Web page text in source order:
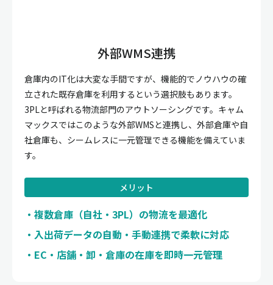
外部WMS連携
倉庫内のIT化は大変な手間ですが、機能的でノウハウの確
立された既存倉庫を利用するという選択肢もあります。
3PLと呼ばれる物流部門のアウトソーシングです。キャム
マックスではこのような外部WMSと連携し、外部倉庫や自
社倉庫も、シームレスに一元管理できる機能を備えていま
す。
メリット
複数倉庫（自社・3PL）の物流を最適化
入出荷データの自動・手動連携で柔軟に対応
EC・店舗・卸・倉庫の在庫を即時一元管理